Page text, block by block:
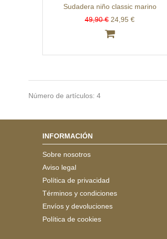
Sudadera niño classic marino
49,90 € 24,95 €
Número de artículos: 4
INFORMACIÓN
Sobre nosotros
Aviso legal
Política de privacidad
Términos y condiciones
Envíos y devoluciones
Política de cookies